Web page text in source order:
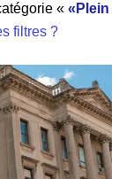
«
Plein
filtres ?
250 » à travers